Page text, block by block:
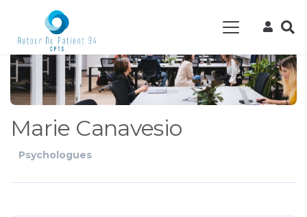
Marie Canavesio
Psychologues